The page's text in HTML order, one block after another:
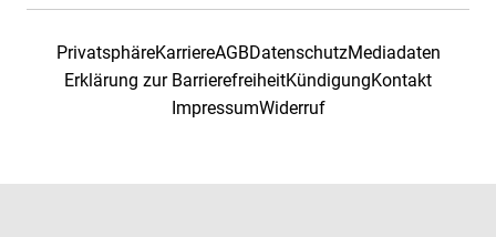
PrivatsphäreKarriereAGBDatenschutzMediadaten
Erklärung zur BarrierefreiheitKündigungKontakt
ImpressumWiderruf